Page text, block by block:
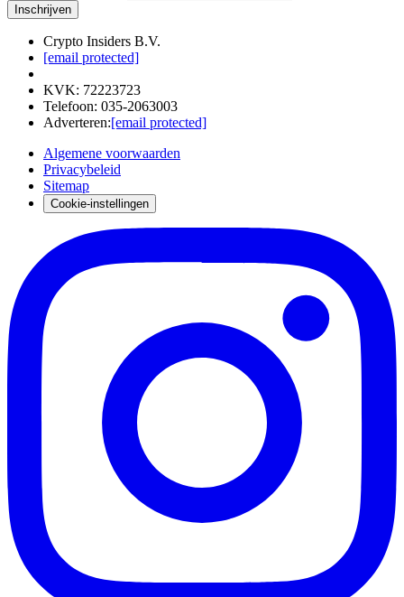
Inschrijven
Crypto Insiders B.V.
[email protected]
KVK: 72223723
Telefoon: 035-2063003
Adverteren:[email protected]
Algemene voorwaarden
Privacybeleid
Sitemap
Cookie-instellingen